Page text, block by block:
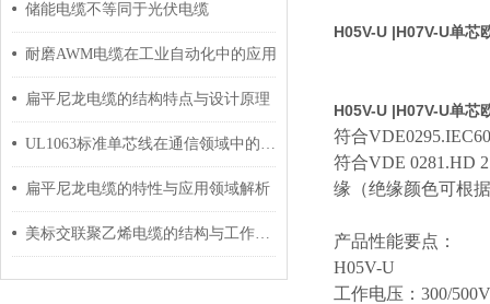
储能电缆不等同于光伏电缆
耐磨AWM电缆在工业自动化中的应用
扁平尼龙电缆的结构特点与设计原理
UL1063标准单芯线在通信领域中的应用
扁平尼龙电缆的特性与应用领域解析
美标交联聚乙烯电缆的结构与工作原理
H05V-U |H07V-U单芯
H05V-U |H07V-U单芯
符合
符合VDE 0281.HD
缘（绝缘颜色可根
产品性能要点：
H05V-U
工作电压： 300/500V